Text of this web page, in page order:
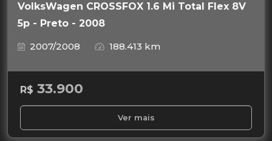
VolksWagen CROSSFOX 1.6 Mi Total Flex 8V
5p - Preto - 2008
2007/2008
188.413 km
R$ 33.900
Ver mais